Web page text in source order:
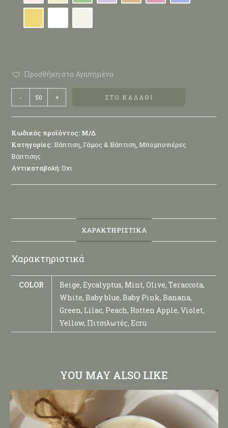
Προσθήκη στα Αγαπημένα
- + ΣΤΟ ΚΑΛΆΘΙ
Κωδικός προϊόντος: Μ/Δ
Κατηγορίες:Βάπτιση,Γάμος & Βάπτιση,Μπομπονιέρες
Βάπτισης
Αντικαταβολή:Όχι
ΧΑΡΑΚΤΗΡΙΣΤΙΚΆ
Χαρακτηριστικά
COLOR
Beige, Eycalyptus, Mint, Olive, Teraccota,
White, Baby blue, Baby Pink, Banana,
Green, Lilac, Peach, Rotten Apple, Violet,
Yellow, Πιτσιλωτές, Ecru
YOU MAY ALSO LIKE